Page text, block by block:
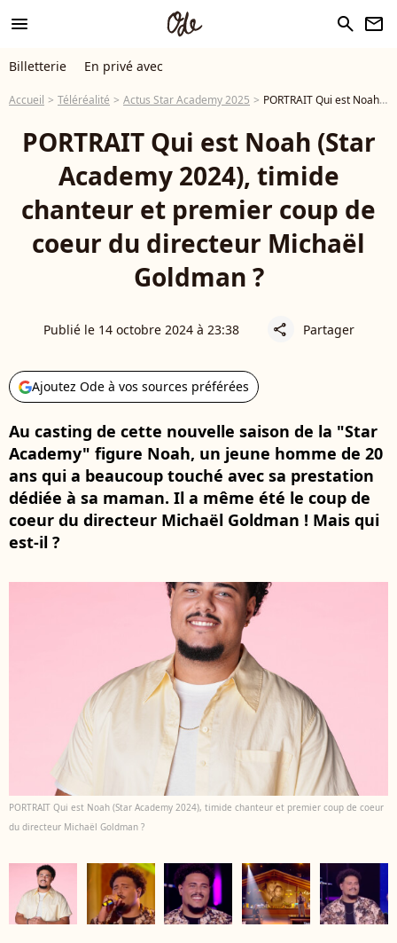
menu search newsletter
Billetterie En privé avec
Accueil Téléréalité Actus Star Academy 2025 PORTRAIT Qui est Noah (Star Academy 2024), timide chanteur et premier coup de coeur du directeur Michaël Goldman ?
PORTRAIT Qui est Noah (Star
Academy 2024), timide
chanteur et premier coup de
coeur du directeur Michaël
Goldman ?
Publié le 14 octobre 2024 à 23:38 share Partager
Ajoutez Ode à vos sources préférées
Au casting de cette nouvelle saison de la "Star
Academy" figure Noah, un jeune homme de 20
ans qui a beaucoup touché avec sa prestation
dédiée à sa maman. Il a même été le coup de
coeur du directeur Michaël Goldman ! Mais qui
est-il ?
PORTRAIT Qui est Noah (Star Academy 2024), timide chanteur et premier coup de coeur
du directeur Michaël Goldman ?